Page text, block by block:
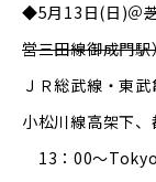
◆5月13日(日)＠
営三田線御成門駅
ＪＲ総武線・東
小松川線高架下、
13：00～